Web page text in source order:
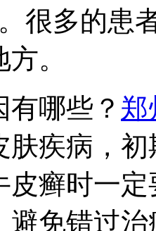
很多的患
。
哪些？ 郑
肤疾病，
皮癣时一
避免错过